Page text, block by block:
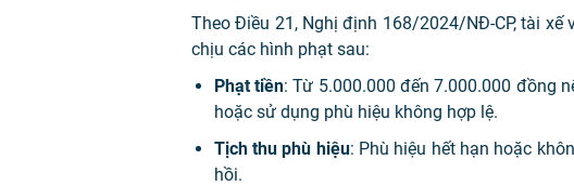
Theo Điều 21, Nghị định 168/2024/NĐ-CP, tài xế
chịu các hình phạt sau:
Phạt tiền: Từ 5.000.000 đến 7.000.000 đồng
hoặc sử dụng phù hiệu không hợp lệ.
Tịch thu phù hiệu: Phù hiệu hết hạn hoặc
hồi.